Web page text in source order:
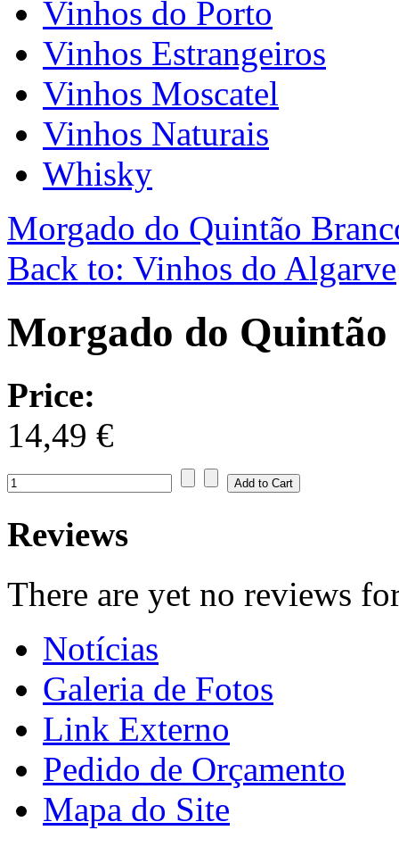
Vinhos do Porto
Vinhos Estrangeiros
Vinhos Moscatel
Vinhos Naturais
Whisky
Morgado do Quintão
Back to: Vinhos do Algarve
Morgado do Quintão
Price:
14,49 €
Reviews
There are yet no reviews
Notícias
Galeria de Fotos
Link Externo
Pedido de Orçamento
Mapa do Site